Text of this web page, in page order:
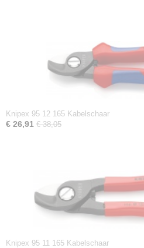
Knipex 95 12 165 Kabelschaar
€ 26,91 € 38,05
Knipex 95 11 165 Kabelschaar